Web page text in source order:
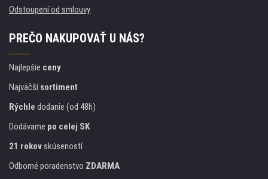
Odstoupení od smlouvy
PREČO NAKUPOVAŤ U NÁS?
Najlepšie ceny
Najväčšísortiment
Rýchle dodanie (od 48h)
Dodávame po celej SK
21 rokovskúseností
Odborné poradenstvo ZDARMA